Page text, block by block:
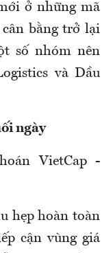
ở những mã
bằng trở lại
số nhóm nên
và Dầu
ngày
VietCap -
hẹp hoàn toàn
cận vùng giá